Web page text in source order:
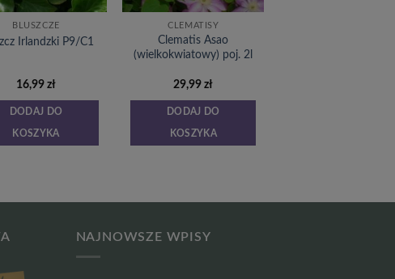
BLUSZCZE
Irlandzki P9/C1
16,99 zł
DODAJ DO
KOSZYKA
CLEMATISY
Clematis Asao
(wielkokwiatowy) poj. 2l
29,99zł
DODAJ DO
KOSZYKA
NAJNOWSZE WPISY